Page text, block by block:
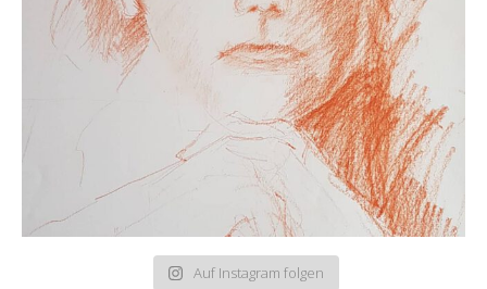
Auf Instagram folgen